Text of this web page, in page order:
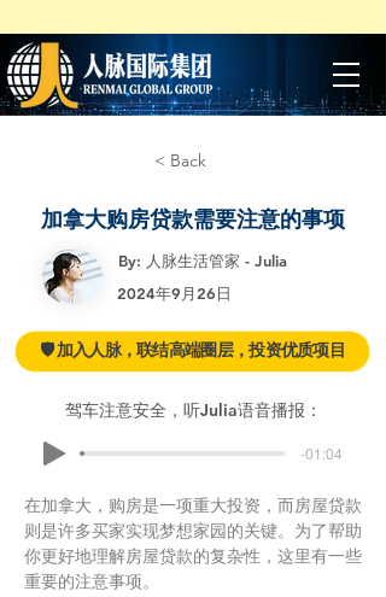
< Back
加拿大购房贷款需要注意的事项
By: 人脉生活管家 - Julia
2024年9月26日
🛡️ 加入人脉，联结高端圈层，投资优质项目
驾车注意安全，听Julia语音播报：
-01:04
在加拿大，购房是一项重大投资，而房屋贷款
则是许多买家实现梦想家园的关键。为了帮助
你更好地理解房屋贷款的复杂性，这里有一些
重要的注意事项。